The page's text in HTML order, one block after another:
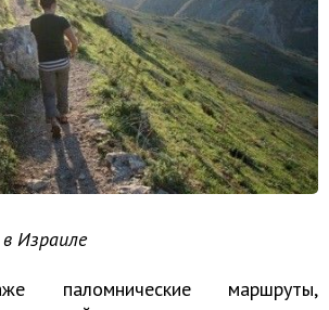
Израиле
паломнические маршруты,